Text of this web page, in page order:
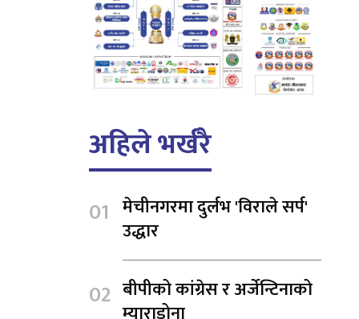
अहिले भर्खरै
मेचीनगरमा दुर्लभ 'विराले सर्प'
उद्धार
बीपीको कांग्रेस र अर्जेन्टिनाको